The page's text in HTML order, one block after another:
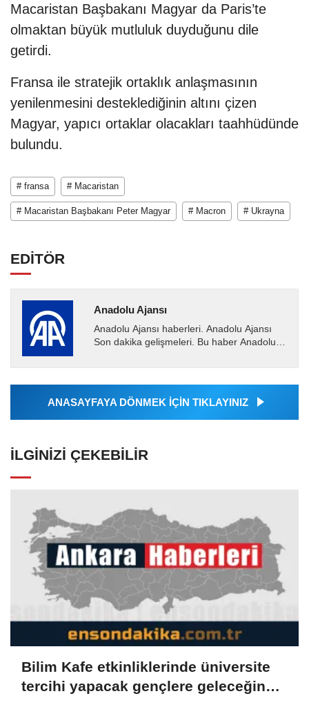
Macaristan Başbakanı Magyar da Paris’te
olmaktan büyük mutluluk duyduğunu dile
getirdi.
Fransa ile stratejik ortaklık anlaşmasının
yenilenmesini desteklediğinin altını çizen
Magyar, yapıcı ortaklar olacakları taahhüdünde
bulundu.
# fransa # Macaristan
# Macaristan Başbakanı Peter Magyar # Macron # Ukrayna
EDİTÖR
Anadolu Ajansı
Anadolu Ajansı haberleri. Anadolu Ajansı
Son dakika gelişmeleri. Bu haber Anadolu
Ajansı tarafından...
ANASAYFAYA DÖNMEK İÇİN TIKLAYINIZ
İLGINIZI ÇEKEBILIR
Bilim Kafe etkinliklerinde üniversite
tercihi yapacak gençlere geleceğin